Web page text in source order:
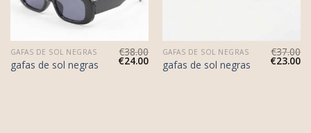
GAFAS DE SOL NEGRAS
gafas de sol negras
€38.00
€24.00
GAFAS DE SOL NEGRAS
gafas de sol negras
€37.00
€23.00